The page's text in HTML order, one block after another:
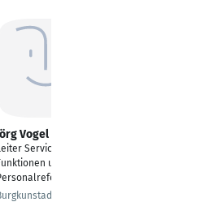
Vogel
Service
und
BFS